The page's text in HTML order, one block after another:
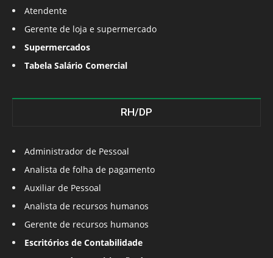
Atendente
Gerente de loja e supermercado
Supermercados
Tabela Salário Comercial
RH/DP
Administrador de Pessoal
Analista de folha de pagamento
Auxiliar de Pessoal
Analista de recursos humanos
Gerente de recursos humanos
Escritórios de Contabilidade